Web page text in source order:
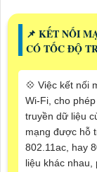
📌 KẾT NỐI
CÓ TỐC ĐỘ
💠 Việc kết nối
Wi-Fi, cho
truyền dữ liệu
mạng được hỗ
802.11ac, hay
liệu khác